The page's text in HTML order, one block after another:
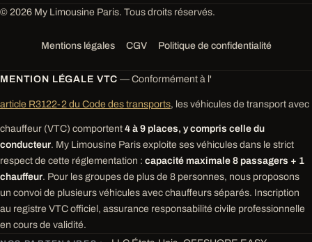
© 2026 My Limousine Paris. Tous droits réservés.
Mentions légales CGV Politique de confidentialité
MENTION LÉGALE VTC — Conformément à l'
article R3122-2 du Code des transports, les véhicules de transport avec
chauffeur (VTC) comportent 4 à 9 places, y compris celle du
conducteur. My Limousine Paris exploite ses véhicules dans le strict
respect de cette réglementation : capacité maximale 8 passagers + 1
chauffeur. Pour les groupes de plus de 8 personnes, nous proposons
un convoi de plusieurs véhicules avec chauffeurs séparés. Inscription
au registre VTC officiel, assurance responsabilité civile professionnelle
en cours de validité.